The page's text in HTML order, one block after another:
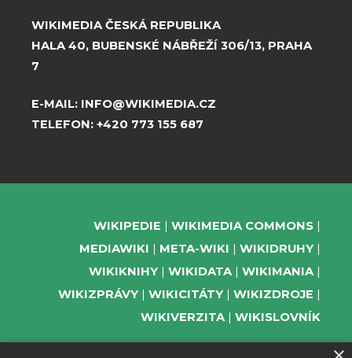
WIKIMEDIA ČESKÁ REPUBLIKA
HALA 40, BUBENSKÉ NÁBŘEŽÍ 306/13, PRAHA
7
E-MAIL: INFO@WIKIMEDIA.CZ
TELEFON: +420 773 155 687
WIKIPEDIE
WIKIMEDIA COMMONS
MEDIAWIKI
META-WIKI
WIKIDRUHY
WIKIKNIHY
WIKIDATA
WIKIMANIA
WIKIZPRÁVY
WIKICITÁTY
WIKIZDROJE
WIKIVERZITA
WIKISLOVNÍK